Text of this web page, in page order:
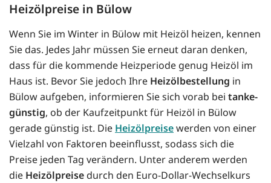
Heizölpreise in Bülow
Wenn Sie im Winter in Bülow mit Heizöl heizen, kennen
Sie das. Jedes Jahr müssen Sie erneut daran denken,
dass für die kommende Heizperiode genug Heizöl im
Haus ist. Bevor Sie jedoch Ihre Heizölbestellung in
Bülow aufgeben, informieren Sie sich vorab bei tanke-
günstig, ob der Kaufzeitpunkt für Heizöl in Bülow
gerade günstig ist. Die Heizölpreisewerden von einer
Vielzahl von Faktoren beeinflusst, sodass sich die
Preise jeden Tag verändern. Unter anderem werden
die Heizölpreise durch den Euro-Dollar-Wechselkurs